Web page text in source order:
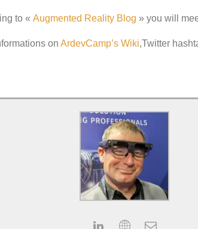
to « Augmented Reality Blog » you will
on ArdevCamp’s Wiki,Twitter